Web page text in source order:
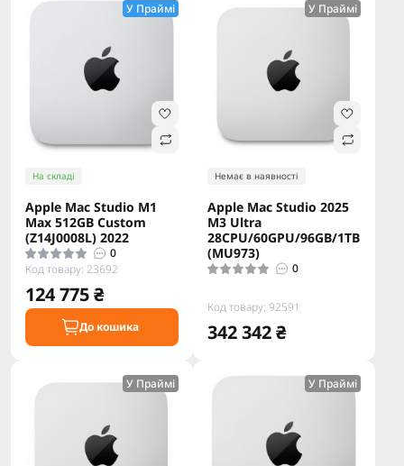
У Праймі
На складі
Apple Mac Studio M1
Max 512GB Custom
(Z14J0008L) 2022
0
Код товару: 23692
124 775 ₴
До кошика
У Праймі
Немає в наявності
Apple Mac Studio 2025
M3 Ultra
28CPU/60GPU/96GB/1TB
(MU973)
0
Код товару: 92591
342 342 ₴
У Праймі У Праймі